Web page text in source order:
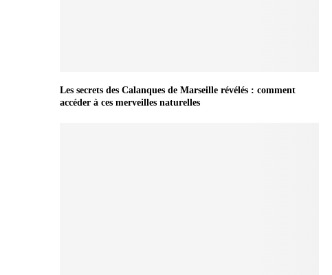
Les secrets des Calanques de Marseille révélés : comment
accéder à ces merveilles naturelles